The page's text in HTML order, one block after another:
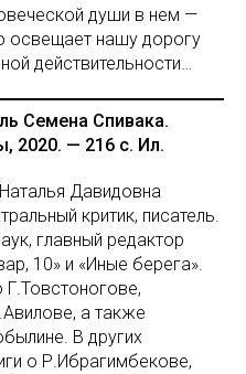
души в нем —
освещает нашу дорогу
действительности…
Семена Спивака.
2020. — 216 с. Ил.
Давидовна
критик, писатель.
главный редактор
10» и «Иные берега».
а также
В других
о Р.Ибрагимбекове,